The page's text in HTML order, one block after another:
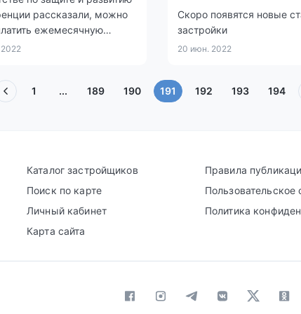
рассказали, можно
ежемесячную
плату за домофон в
Скоро появятся новые
застройки
20 июн. 2022
1 ... 189 190 191 (текущая)
192 193 194
Каталог застройщиков
Поиск по карте
Личный кабинет
Карта сайта
Правила
Пользовательское
Политика